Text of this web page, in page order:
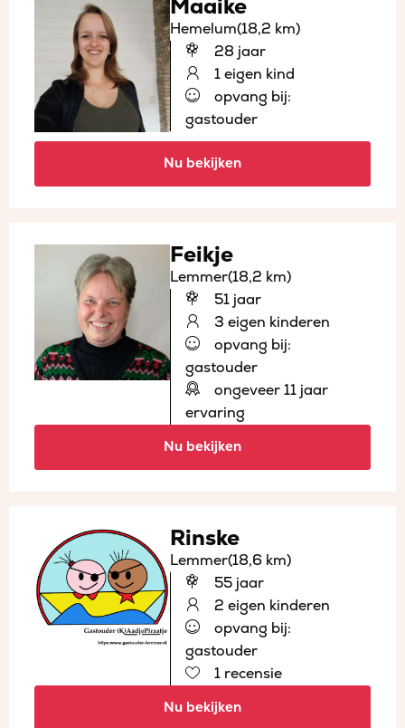
Maaike
Hemelum(18,2 km)
28 jaar
1 eigen kind
opvang bij:
gastouder
Nu bekijken
Feikje
Lemmer(18,2 km)
51 jaar
3 eigen kinderen
opvang bij:
gastouder
ongeveer 11 jaar
ervaring
Nu bekijken
Rinske
Lemmer(18,6 km)
55 jaar
2 eigen kinderen
opvang bij:
gastouder
1 recensie
Nu bekijken